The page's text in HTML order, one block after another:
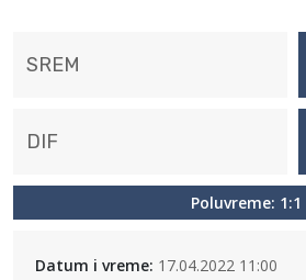
SREM
DIF
Poluvreme: 1:1
Datum i vreme: 17.04.2022 11:00